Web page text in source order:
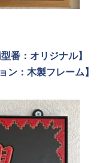
番：オリジナル】
ン：木製フレーム】